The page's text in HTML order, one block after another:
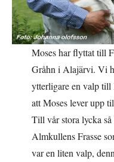
Moses har flyttat till
Gråhn i Alajärvi. Vi
ytterligare en valp till
att Moses lever upp
Till vår stora lycka
Almkullens Frasse
var en liten valp,